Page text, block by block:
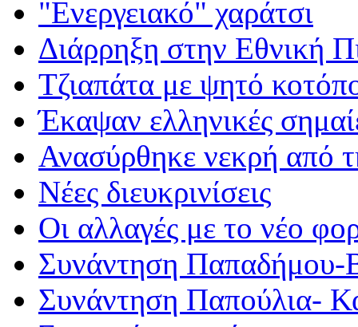
"Ενεργειακό" χαράτσι
Διάρρηξη στην Εθνική
Τζιαπάτα με ψητό
Έκαψαν ελληνικές
Ανασύρθηκε νεκρή από
Νέες διευκρινίσεις
Οι αλλαγές με το νέο
Συνάντηση Παπαδήμου-
Συνάντηση Παπούλια-